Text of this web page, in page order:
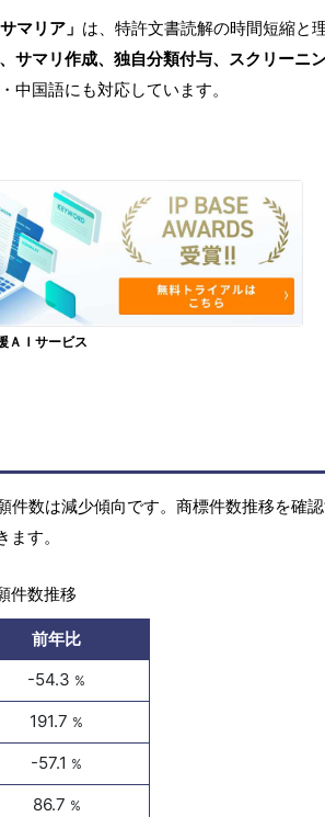
マリア」 は、特許文書読解の時間短縮と
サマリ作成、独自分類付与、スクリーニ
中国語にも対応しています。
ＡＩサービス
数は減少傾向です。商標件数推移を確
す。
件数推移
前年比
-54.3 %
191.7 %
-57.1 %
86.7 %